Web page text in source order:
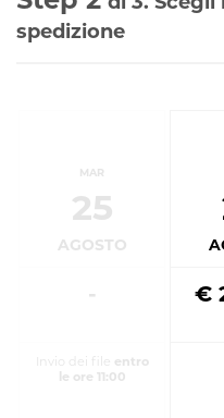
spedizione
MAR
25
AGOSTO
-
Invio dei file entro
le ore 11:00
€